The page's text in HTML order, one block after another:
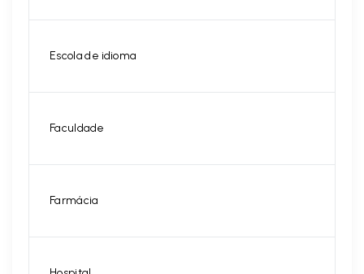
Escola de idioma
Faculdade
Farmácia